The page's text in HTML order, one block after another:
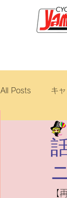
All Posts キ
新車・中古車
ロイヤルエ
【